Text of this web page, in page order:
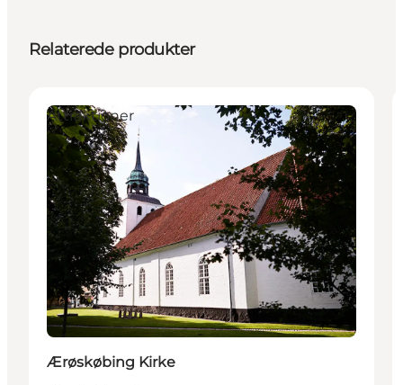
Relaterede produkter
Attraktioner
Ærøskøbing Kirke